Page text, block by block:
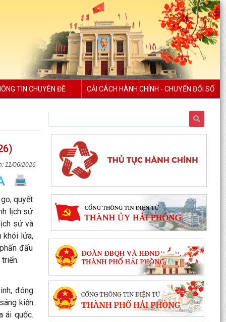
TIN CHUYÊN ĐỀ CẢI CÁCH HÀNH CHÍNH - CHUYỂN ĐỔI SỐ
11/06/2026
quyết
lịch sử
sử và
khói lửa,
đấu
đóng
kiến
ái quốc.